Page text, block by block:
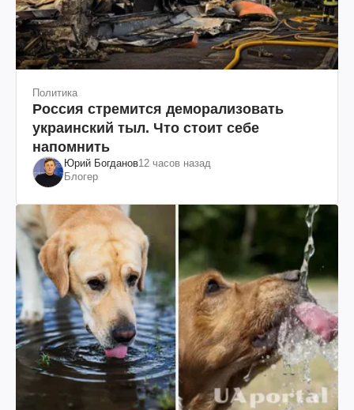
Политика
Россия стремится деморализовать
украинский тыл. Что стоит себе
напомнить
Юрий Богданов12 часов назад
Блогер